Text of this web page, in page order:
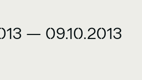
— 09.10.2013